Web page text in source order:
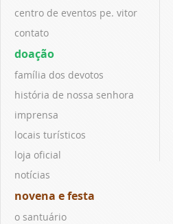
centro de eventos pe. vitor
contato
doação
família dos devotos
história de nossa senhora
imprensa
locais turísticos
loja oficial
notícias
novena e festa
o santuário